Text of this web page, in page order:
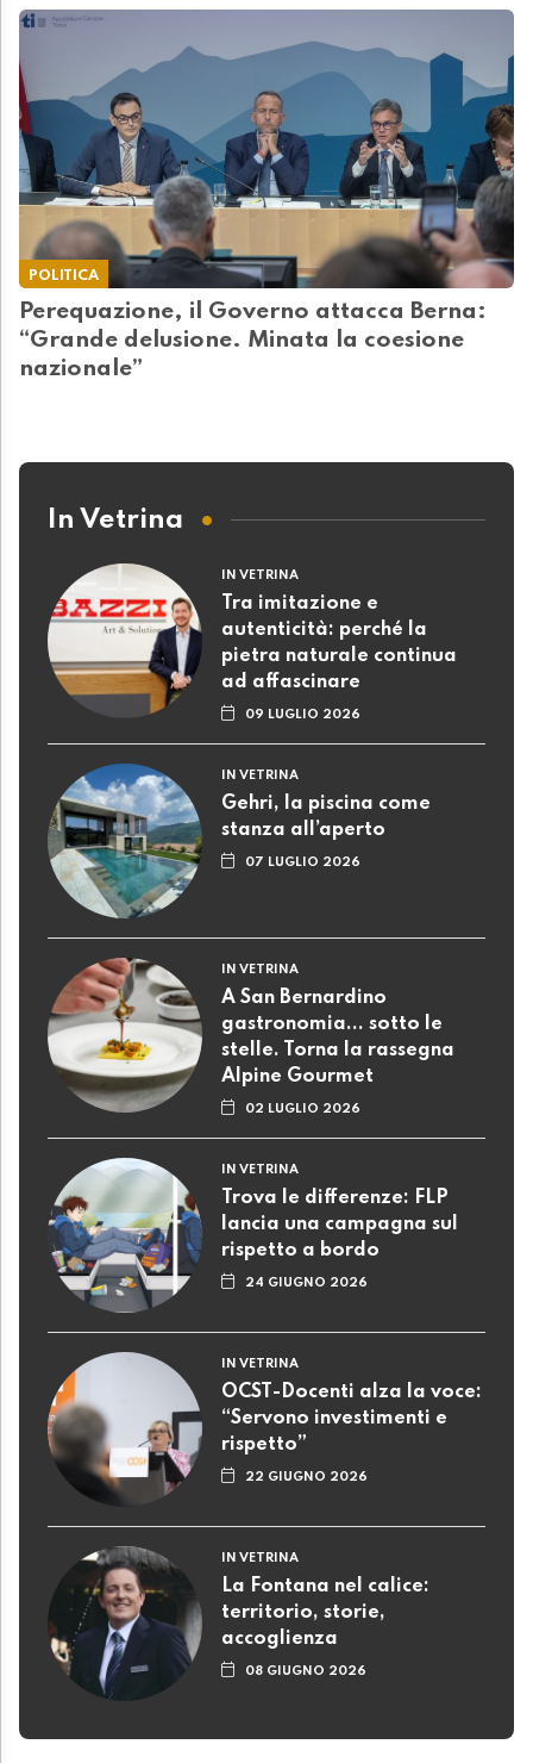
POLITICA
Perequazione, il Governo attacca Berna:
“Grande delusione. Minata la coesione
nazionale”
In Vetrina
IN VETRINA
Tra imitazione e
autenticità: perché la
pietra naturale continua
ad affascinare
09 LUGLIO 2026
IN VETRINA
Gehri, la piscina come
stanza all’aperto
07 LUGLIO 2026
IN VETRINA
A San Bernardino
gastronomia... sotto le
stelle. Torna la rassegna
Alpine Gourmet
02 LUGLIO 2026
IN VETRINA
Trova le differenze: FLP
lancia una campagna sul
rispetto a bordo
24 GIUGNO 2026
IN VETRINA
OCST-Docenti alza la voce:
“Servono investimenti e
rispetto”
22 GIUGNO 2026
IN VETRINA
La Fontana nel calice:
territorio, storie,
accoglienza
08 GIUGNO 2026